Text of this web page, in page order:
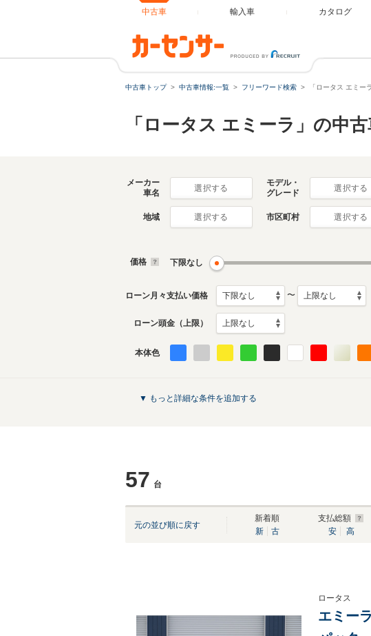
中古車 輸入車 カタログ
中古車トップ 中古車情報:一覧 フリーワード検索 「ロータス エミー
「ロータス エミーラ」の中
メーカー
車名
選択する
モデル・
グレード
選択する
地域 選択する 市区町村 選択する
価格 下限なし
ローン月々支払い価格 〜
ローン頭金（上限）
本体色
▼ もっと詳細な条件を追加する
57 台
元の並び順に戻す
新着順
新
古
支払総額
安
高
ロータス
エミー